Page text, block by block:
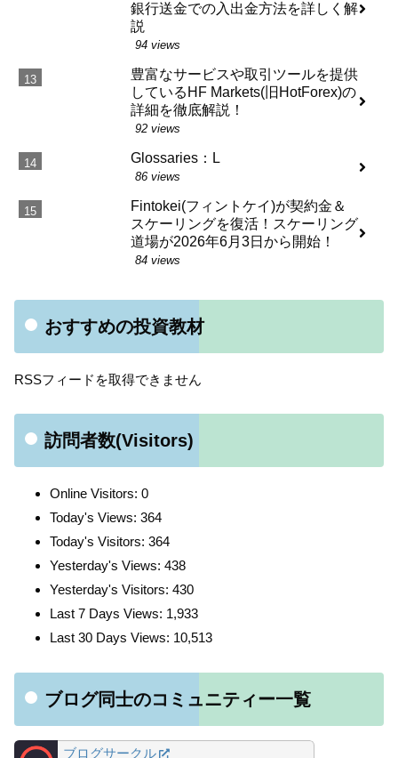
銀行送金での入出金方法を詳しく解
説
94 views
豊富なサービスや取引ツールを提供
しているHF Markets(旧HotForex)の
詳細を徹底解説！
92 views
Glossaries：L
86 views
Fintokei(フィントケイ)が契約金＆
スケーリングを復活！スケーリング
道場が2026年6月3日から開始！
84 views
おすすめの投資教材
RSSフィードを取得できません
訪問者数(Visitors)
Online Visitors: 0
Today's Views: 364
Today's Visitors: 364
Yesterday's Views: 438
Yesterday's Visitors: 430
Last 7 Days Views: 1,933
Last 30 Days Views: 10,513
ブログ同士のコミュニティー一覧
ブログサークル